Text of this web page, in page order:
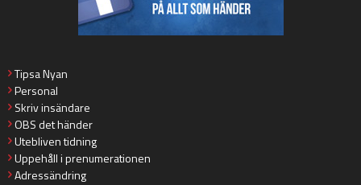
Tipsa Nyan
Personal
Skriv insändare
OBS det händer
Utebliven tidning
Uppehåll i prenumerationen
Adressändring